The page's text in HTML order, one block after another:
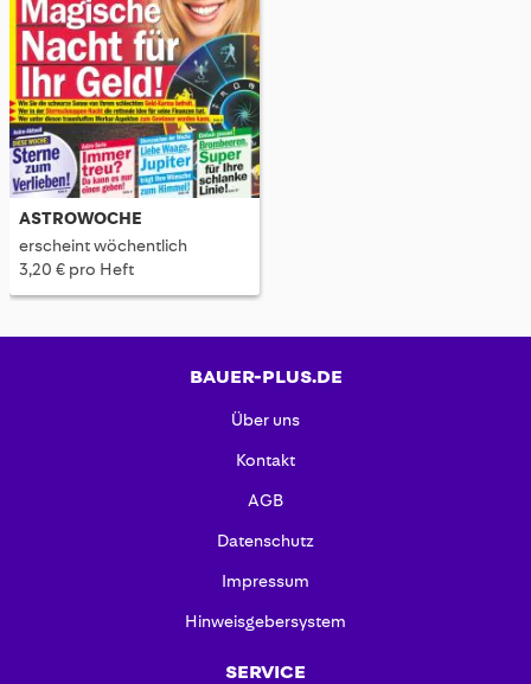
ASTROWOCHE
erscheint wöchentlich
3,20 € pro Heft
BAUER-PLUS.DE
Über uns
Kontakt
AGB
Datenschutz
Impressum
Hinweisgebersystem
SERVICE